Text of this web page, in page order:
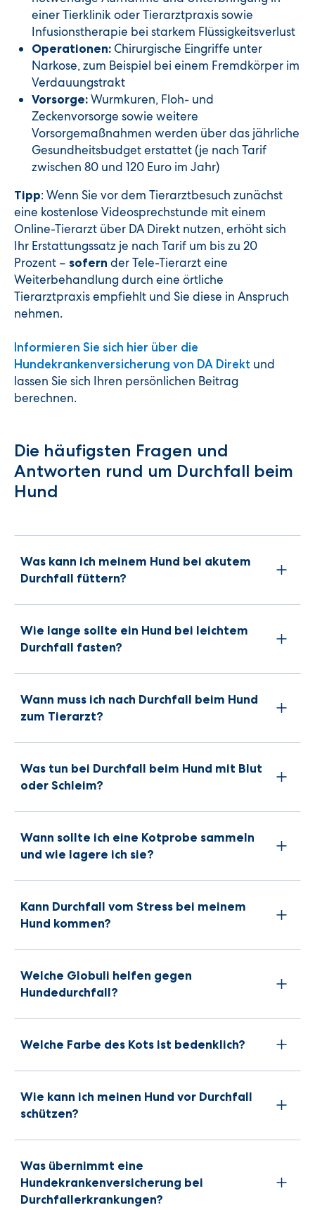
einer Tierklinik oder Tierarztpraxis sowie
Infusionstherapie bei starkem Flüssigkeitsverlust
Operationen: Chirurgische Eingriffe unter
Narkose, zum Beispiel bei einem Fremdkörper im
Verdauungstrakt
Vorsorge: Wurmkuren, Floh- und
Zeckenvorsorge sowie weitere
Vorsorgemaßnahmen werden über das jährliche
Gesundheitsbudget erstattet (je nach Tarif
zwischen 80 und 120 Euro im Jahr)
Tipp: Wenn Sie vor dem Tierarztbesuch zunächst
eine kostenlose Videosprechstunde mit einem
Online-Tierarzt über DA Direkt nutzen, erhöht sich
Ihr Erstattungssatz je nach Tarif um bis zu 20
Prozent – sofern der Tele-Tierarzt eine
Weiterbehandlung durch eine örtliche
Tierarztpraxis empfiehlt und Sie diese in Anspruch
nehmen.
Informieren Sie sich hier über die
Hundekrankenversicherung von DA Direkt und
lassen Sie sich Ihren persönlichen Beitrag
berechnen.
Die häufigsten Fragen und
Antworten rund um Durchfall beim
Hund
Was kann ich meinem Hund bei akutem
Durchfall füttern?
Wie lange sollte ein Hund bei leichtem
Durchfall fasten?
Wann muss ich nach Durchfall beim Hund
zum Tierarzt?
Was tun bei Durchfall beim Hund mit Blut
oder Schleim?
Wann sollte ich eine Kotprobe sammeln
und wie lagere ich sie?
Kann Durchfall vom Stress bei meinem
Hund kommen?
Welche Globuli helfen gegen
Hundedurchfall?
Welche Farbe des Kots ist bedenklich?
Wie kann ich meinen Hund vor Durchfall
schützen?
Was übernimmt eine
Hundekrankenversicherung bei
Durchfallerkrankungen?